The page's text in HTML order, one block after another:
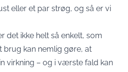
eller et par strøg, og så er vi
det ikke helt så enkelt, som
brug kan nemlig gøre, at
virkning – og i værste fald kan